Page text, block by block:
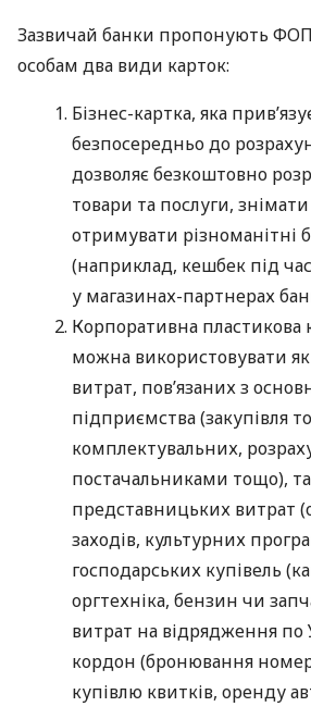
Зазвичай банки пропонують
особам два види карток:
Бізнес-картка, яка
безпосередньо до
дозволяє безкоштовно
товари та послуги, знімати
отримувати різноманітні
(наприклад, кешбек під
у магазинах-партнерах
Корпоративна пластикова
можна використовувати
витрат, пов’язаних з
підприємства (закупівля
комплектувальних,
постачальниками тощо),
представницьких витрат
заходів, культурних
господарських купівель
оргтехніка, бензин чи
витрат на відрядження по
кордон (бронювання
купівлю квитків, оренду